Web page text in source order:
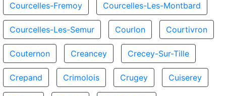
Courcelles-Fremoy Courcelles-Les-Montbard
Courcelles-Les-Semur Courlon Courtivron
Couternon Creancey Crecey-Sur-Tille
Crepand Crimolois Crugey Cuiserey